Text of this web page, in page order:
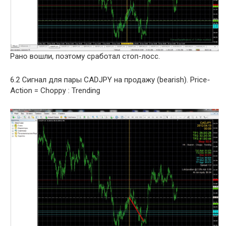
Рано вошли, поэтому сработал стоп-лосс.
6.2 Сигнал для пары CADJPY на продажу (bearish). Price-
Action = Choppy : Trending